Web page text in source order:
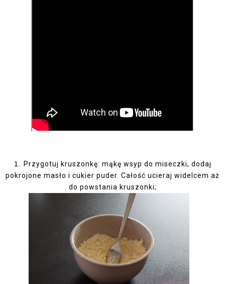
1.
Przygotuj kruszonkę: mąkę wsyp do miseczki, dodaj
pokrojone masło i cukier puder. Całość ucieraj widelcem aż
do powstania kruszonki;